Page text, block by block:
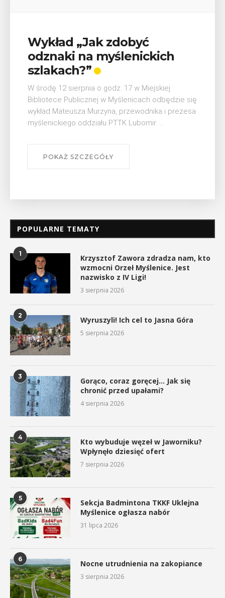
Wykład „Jak zdobyć
odznaki na myślenickich
szlakach?”
W środę 12 sierpnia o godz. 17 w Miejskiej
Bibliotece Publicznej w Myślenicach odbędzie się
wykład Mateusza Murzyna, przewodnika i prezesa
myślenickiego oddziału PTTK Lubomir. ...
POKAŻ SZCZEGÓŁY
POPULARNE TEMATY
1
Krzysztof Zawora zdradza nam, kto
wzmocni Orzeł Myślenice. Jest
nazwisko z IV Ligi!
3 sierpnia 2026
2 Wyruszyli! Ich cel to Jasna Góra
5 sierpnia 2026
3
Gorąco, coraz goręcej… Jak się
chronić przed upałami?
4 sierpnia 2026
4
Kto wybuduje węzeł w Jaworniku?
Wpłynęło dziesięć ofert
7 sierpnia 2026
5
Sekcja Badmintona TKKF Uklejna
Myślenice ogłasza nabór
31 lipca 2026
6 Nocne utrudnienia na zakopiance
3 sierpnia 2026